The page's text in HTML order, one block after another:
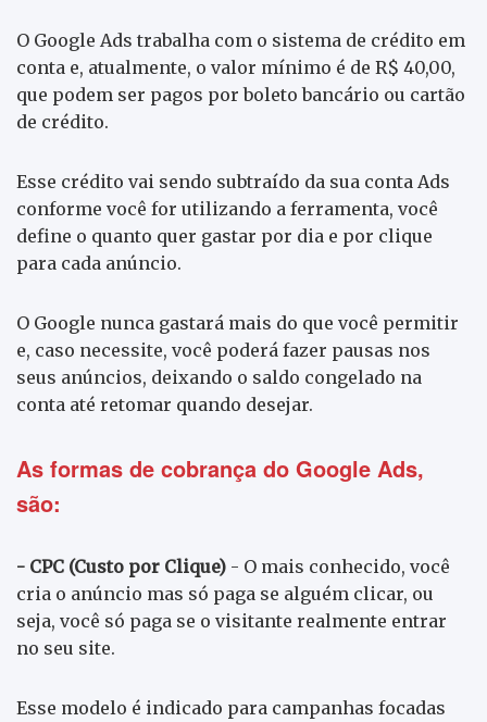
O Google Ads trabalha com o sistema de crédito em
conta e, atualmente, o valor mínimo é de R$ 40,00,
que podem ser pagos por boleto bancário ou cartão
de crédito.
Esse crédito vai sendo subtraído da sua conta Ads
conforme você for utilizando a ferramenta, você
define o quanto quer gastar por dia e por clique
para cada anúncio.
O Google nunca gastará mais do que você permitir
e, caso necessite, você poderá fazer pausas nos
seus anúncios, deixando o saldo congelado na
conta até retomar quando desejar.
As formas de cobrança do Google Ads,
são:
- CPC (Custo por Clique) - O mais conhecido, você
cria o anúncio mas só paga se alguém clicar, ou
seja, você só paga se o visitante realmente entrar
no seu site.
Esse modelo é indicado para campanhas focadas